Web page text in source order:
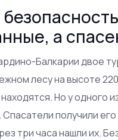
а
Балкарии двое
лесу на высоте
Но у одного
получили его
три часа нашли их.